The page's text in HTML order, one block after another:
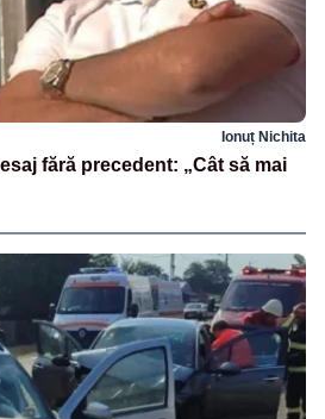
Ionuț Nichita
fără precedent: „Cât să mai